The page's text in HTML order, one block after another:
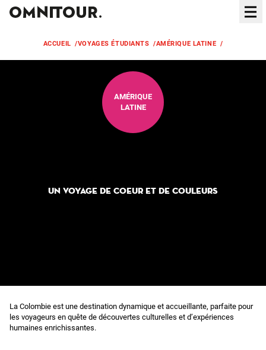
ACCUEIL /VOYAGES ÉTUDIANTS /AMÉRIQUE LATINE /
AMÉRIQUE
LATINE
Un voyage de coeur et de couleurs
La Colombie est une destination dynamique et accueillante, parfaite pour
les voyageurs en quête de découvertes culturelles et d’expériences
humaines enrichissantes.